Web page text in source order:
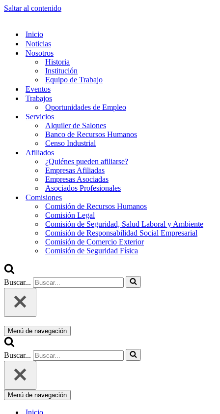
Saltar al contenido
Inicio
Noticias
Nosotros
Historia
Institución
Equipo de Trabajo
Eventos
Trabajos
Oportunidades de Empleo
Servicios
Alquiler de Salones
Banco de Recursos Humanos
Censo Industrial
Afiliados
¿Quiénes pueden afiliarse?
Empresas Afiliadas
Empresas Asociadas
Asociados Profesionales
Comisiones
Comisión de Recursos Humanos
Comisión Legal
Comisión de Seguridad, Salud Laboral y Ambiente
Comisión de Responsabilidad Social Empresarial
Comisión de Comercio Exterior
Comisión de Seguridad Física
Buscar...
Menú de navegación
Buscar...
Menú de navegación
Inicio